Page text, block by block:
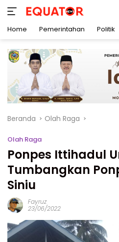
konten
Home Pemerintahan Politik
Beranda Olah Raga
Olah Raga
Ponpes Ittihadul
Tumbangkan
Siniu
Fayruz
23/06/2022